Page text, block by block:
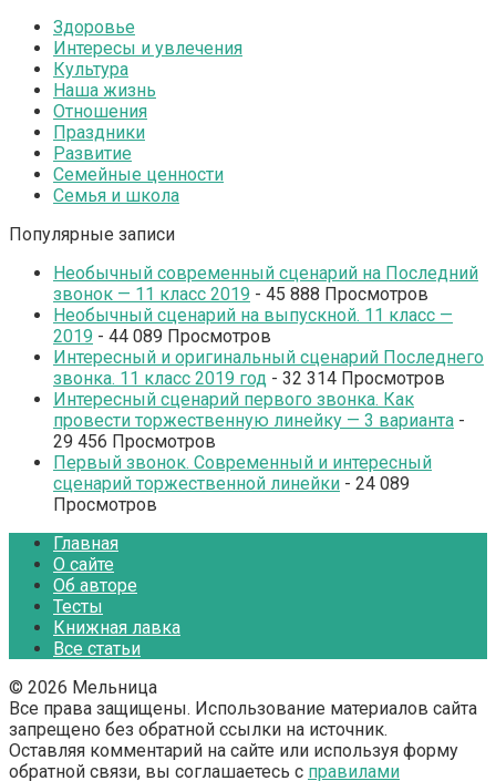
Здоровье
Интересы и увлечения
Культура
Наша жизнь
Отношения
Праздники
Развитие
Семейные ценности
Семья и школа
Популярные записи
Необычный современный сценарий на Последний
звонок — 11 класс 2019 - 45 888 Просмотров
Необычный сценарий на выпускной. 11 класс —
2019 - 44 089 Просмотров
Интересный и оригинальный сценарий Последнего
звонка. 11 класс 2019 год - 32 314 Просмотров
Интересный сценарий первого звонка. Как
провести торжественную линейку — 3 варианта -
29 456 Просмотров
Первый звонок. Современный и интересный
сценарий торжественной линейки - 24 089
Просмотров
Главная
О сайте
Об авторе
Тесты
Книжная лавка
Все статьи
© 2026 Мельница
Все права защищены. Использование материалов сайта
запрещено без обратной ссылки на источник.
Оставляя комментарий на сайте или используя форму
обратной связи, вы соглашаетесь с правилами